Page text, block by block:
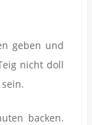
geben und
nicht doll
backen.